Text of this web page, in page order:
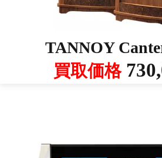
TANNOY
買取価格